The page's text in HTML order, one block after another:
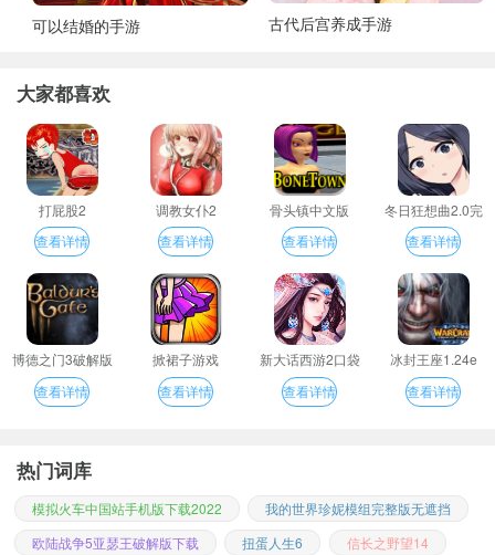
可以结婚的手游 古代后宫养成手游
大家都喜欢
打屁股2
查看详情
调教女仆2
查看详情
骨头镇中文版
查看详情
冬日狂想曲2.0完
整汉化版
查看详情
博德之门3破解版
查看详情
掀裙子游戏
查看详情
新大话西游2口袋
版
查看详情
冰封王座1.24e
查看详情
热门词库
模拟火车中国站手机版下载2022
我的世界珍妮模组完整版无遮挡
欧陆战争5亚瑟王破解版下载
扭蛋人生6
信长之野望14